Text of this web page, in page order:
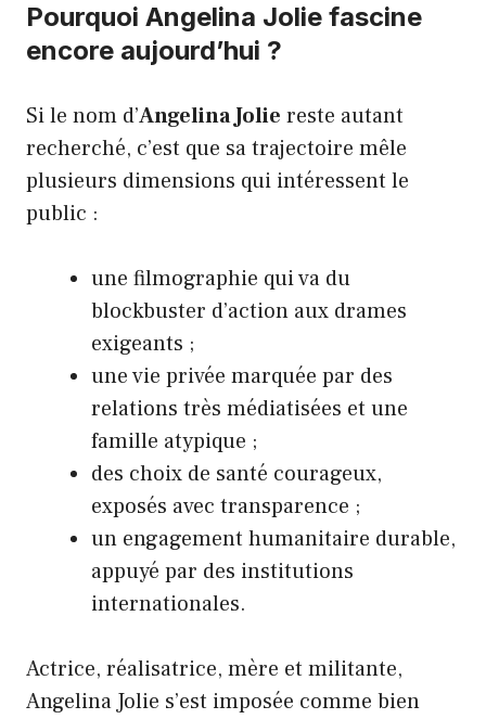
Pourquoi Angelina Jolie fascine
encore aujourd’hui ?
Si le nom d’Angelina Jolie reste autant
recherché, c’est que sa trajectoire mêle
plusieurs dimensions qui intéressent le
public :
une filmographie qui va du
blockbuster d’action aux drames
exigeants ;
une vie privée marquée par des
relations très médiatisées et une
famille atypique ;
des choix de santé courageux,
exposés avec transparence ;
un engagement humanitaire durable,
appuyé par des institutions
internationales.
Actrice, réalisatrice, mère et militante,
Angelina Jolie s’est imposée comme bien